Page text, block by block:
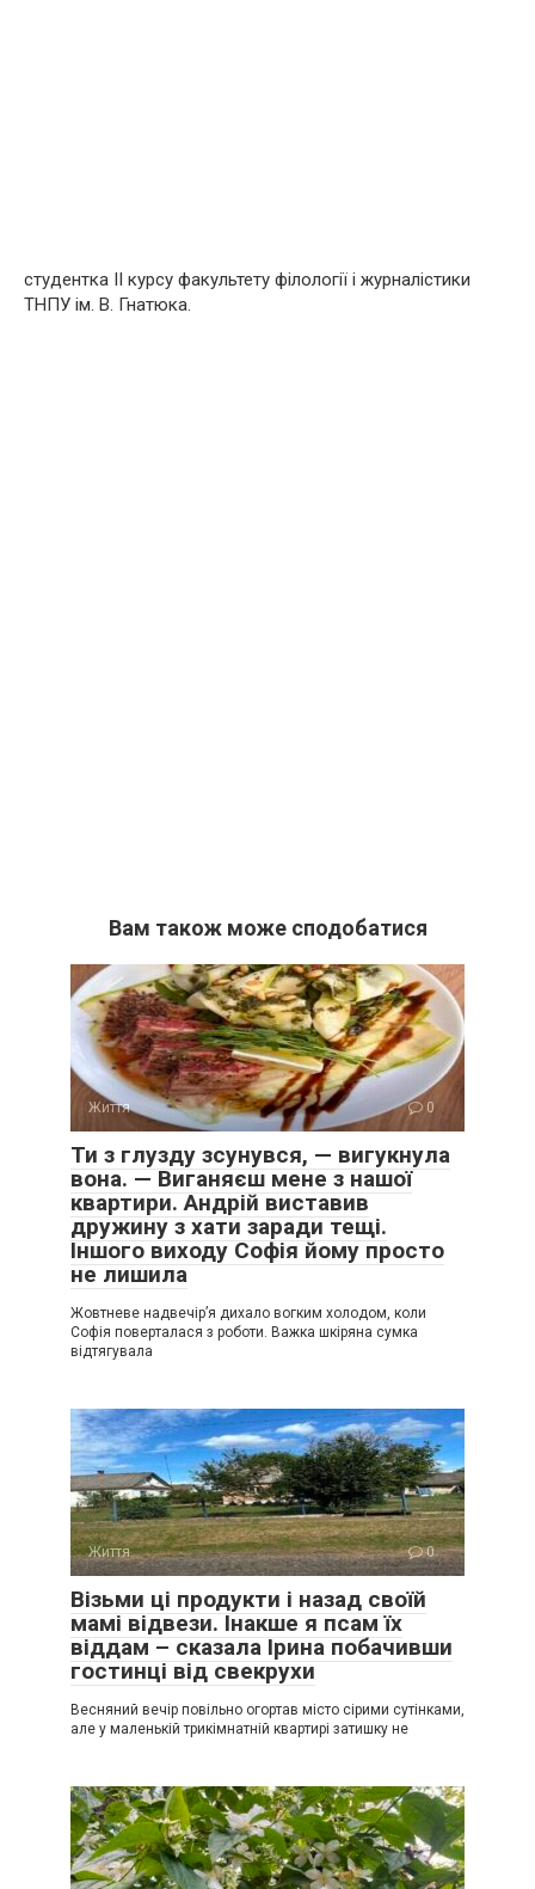
студентка ІІ курсу факультету філології і журналістики
ТНПУ ім. В. Гнатюка.
Вам також може сподобатися
Життя 0
Ти з глузду зсунувся, — вигукнула
вона. — Виганяєш мене з нашої
квартири. Андрій виставив
дружину з хати заради тещі.
Іншого виходу Софія йому просто
не лишила
Жовтневе надвечір’я дихало вогким холодом, коли
Софія поверталася з роботи. Важка шкіряна сумка
відтягувала
Життя 0
Візьми ці продукти і назад своїй
мамі відвези. Інакше я псам їх
віддам – сказала Ірина побачивши
гостинці від свекрухи
Весняний вечір повільно огортав місто сірими сутінками,
але у маленькій трикімнатній квартирі затишку не